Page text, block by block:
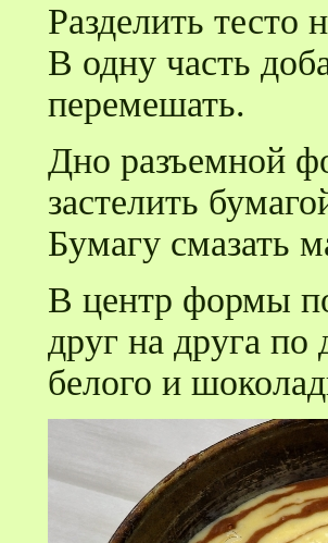
Разделить тесто
В одну часть
перемешать.
Дно разъемной
застелить
Бумагу смазать
В центр формы
друг на друга
белого и